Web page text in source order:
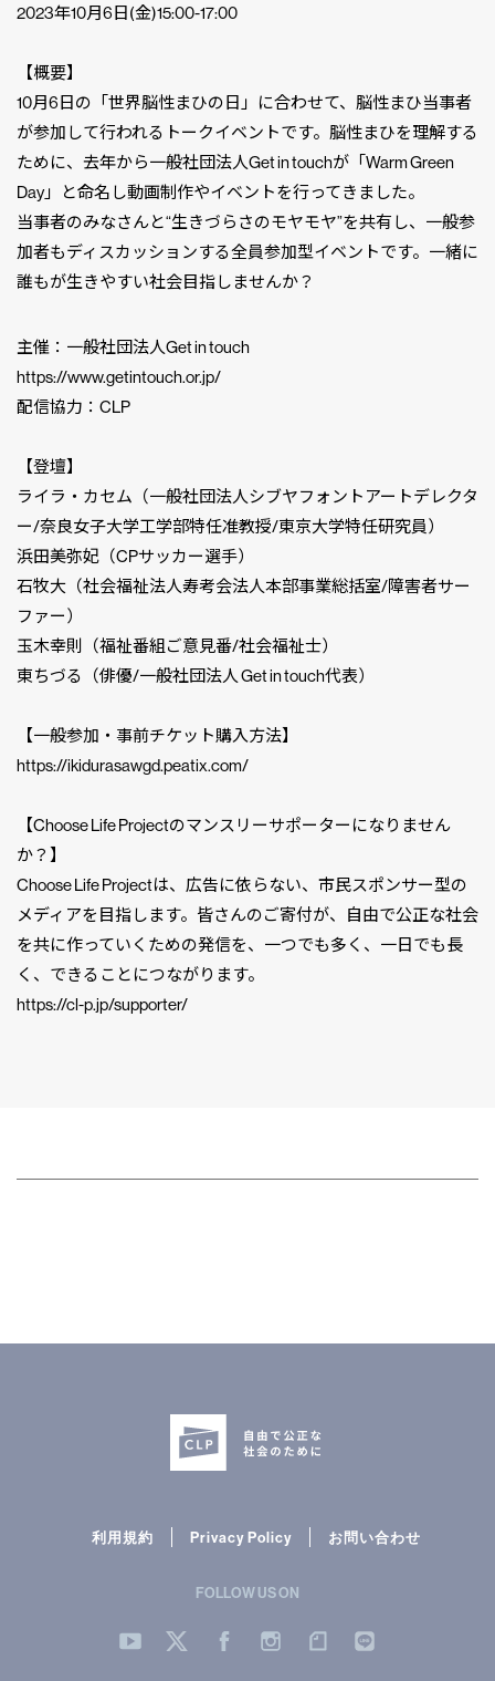
市民と
2023年10月6日(金)15:00-17:00
【概要】
10月6日の「世界脳性まひの日」に合わせて、脳性まひ当事者
が参加して行われるトークイベントです。脳性まひを理解する
ために、去年から一般社団法人Get in touchが「Warm Green
Day」と命名し動画制作やイベントを行ってきました。
当事者のみなさんと“生きづらさのモヤモヤ”を共有し、一般参
加者もディスカッションする全員参加型イベントです。一緒に
誰もが生きやすい社会目指しませんか？
主催：一般社団法人Get in touch
https://www.getintouch.or.jp/
配信協力：CLP
【登壇】
ライラ・カセム（一般社団法人シブヤフォントアートデレクタ
ー/奈良女子大学工学部特任准教授/東京大学特任研究員）
浜田美弥妃（CPサッカー選手）
石牧大（社会福祉法人寿考会法人本部事業総括室/障害者サー
ファー）
玉木幸則（福祉番組ご意見番/社会福祉士）
東ちづる（俳優/一般社団法人 Get in touch代表）
【一般参加・事前チケット購入方法】
https://ikidurasawgd.peatix.com/
【Choose Life Projectのマンスリーサポーターになりません
か？】
Choose Life Projectは、広告に依らない、市民スポンサー型の
メディアを目指します。皆さんのご寄付が、自由で公正な社会
を共に作っていくための発信を、一つでも多く、一日でも長
く、できることにつながります。
https://cl-p.jp/supporter/
利用規約 Privacy Policy お問い合わせ
FOLLOW US ON